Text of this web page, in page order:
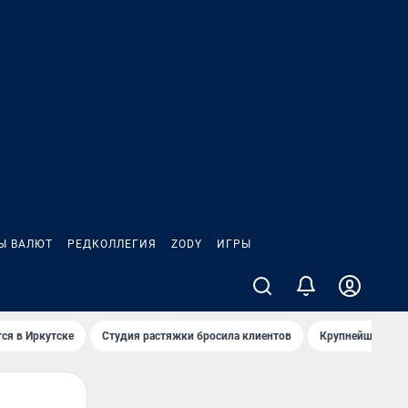
ВАЛЮТ РЕДКОЛЛЕГИЯ ZODY ИГРЫ
в Иркутске Студия растяжки бросила клиентов Крупнейшие